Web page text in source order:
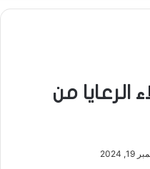
الرعايا من
2024